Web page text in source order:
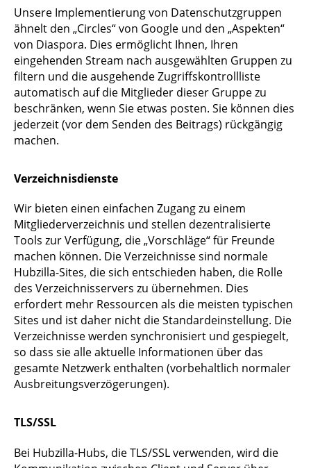
Unsere Implementierung von Datenschutzgruppen
ähnelt den „Circles“ von Google und den „Aspekten“
von Diaspora. Dies ermöglicht Ihnen, Ihren
eingehenden Stream nach ausgewählten Gruppen zu
filtern und die ausgehende Zugriffskontrollliste
automatisch auf die Mitglieder dieser Gruppe zu
beschränken, wenn Sie etwas posten. Sie können dies
jederzeit (vor dem Senden des Beitrags) rückgängig
machen.
Verzeichnisdienste
Wir bieten einen einfachen Zugang zu einem
Mitgliederverzeichnis und stellen dezentralisierte
Tools zur Verfügung, die „Vorschläge“ für Freunde
machen können. Die Verzeichnisse sind normale
Hubzilla-Sites, die sich entschieden haben, die Rolle
des Verzeichnisservers zu übernehmen. Dies
erfordert mehr Ressourcen als die meisten typischen
Sites und ist daher nicht die Standardeinstellung. Die
Verzeichnisse werden synchronisiert und gespiegelt,
so dass sie alle aktuelle Informationen über das
gesamte Netzwerk enthalten (vorbehaltlich normaler
Ausbreitungsverzögerungen).
TLS/SSL
Bei Hubzilla-Hubs, die TLS/SSL verwenden, wird die